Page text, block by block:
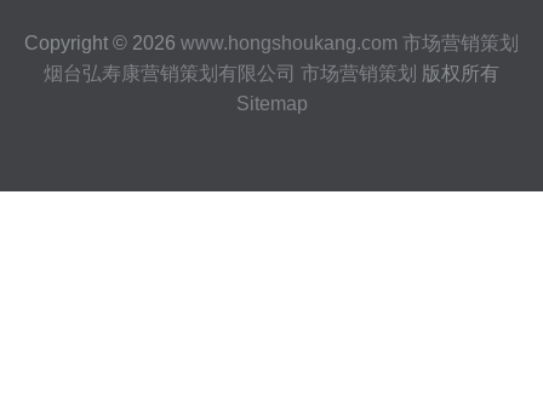
Copyright © 2026 www.hongshoukang.com 市场营销策划
烟台弘寿康营销策划有限公司 市场营销策划 版权所有
Sitemap